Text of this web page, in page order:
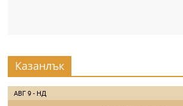
Казанлък
АВГ 9 - НД